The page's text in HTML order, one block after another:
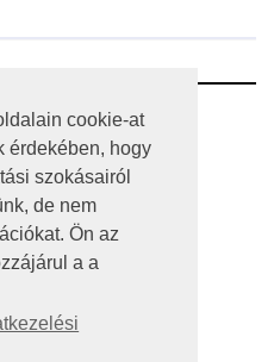
cookie-at
érdekében, hogy
szokásairól
de nem
Ön az
a a